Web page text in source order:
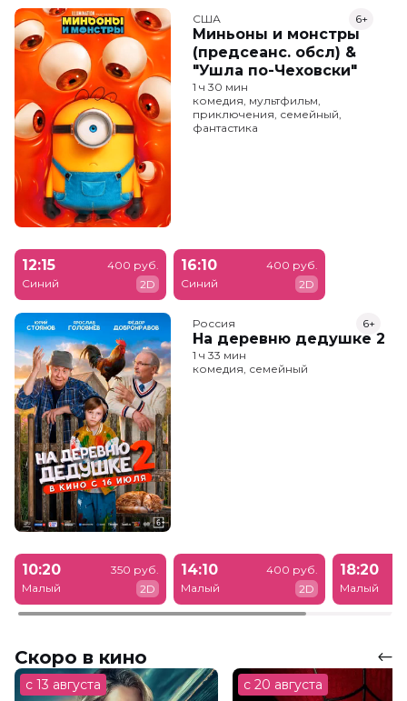
США
Миньоны и монстры
(предсеанс. обсл) &
"Ушла по-Чеховски"
6+
1 ч 30 мин
комедия, мультфильм,
приключения, семейный,
фантастика
12:15
Синий
400 руб.
2D
16:10
Синий
400 руб.
2D
Россия
На деревню дедушке 2
6+
1 ч 33 мин
комедия, семейный
10:20
Малый
350 руб.
2D
14:10
Малый
400 руб.
2D
18:20
Малый
Скоро в кино
с 13 августа с 20 августа